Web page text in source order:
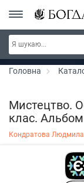
РОЗПРОДАЖ ~ 150
300 грн
Головна
Мистецтво.
клас.
Кондратова Людмила